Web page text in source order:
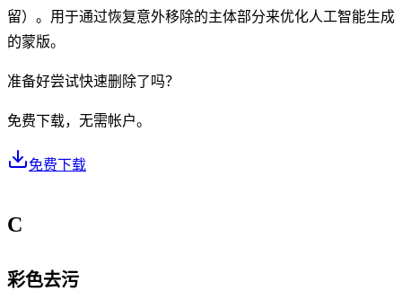
留）。用于通过恢复意外移除的主体部分来优化人工智能生成
的蒙版。
准备好尝试快速删除了吗？
免费下载，无需帐户。
免费下载
C
彩色去污